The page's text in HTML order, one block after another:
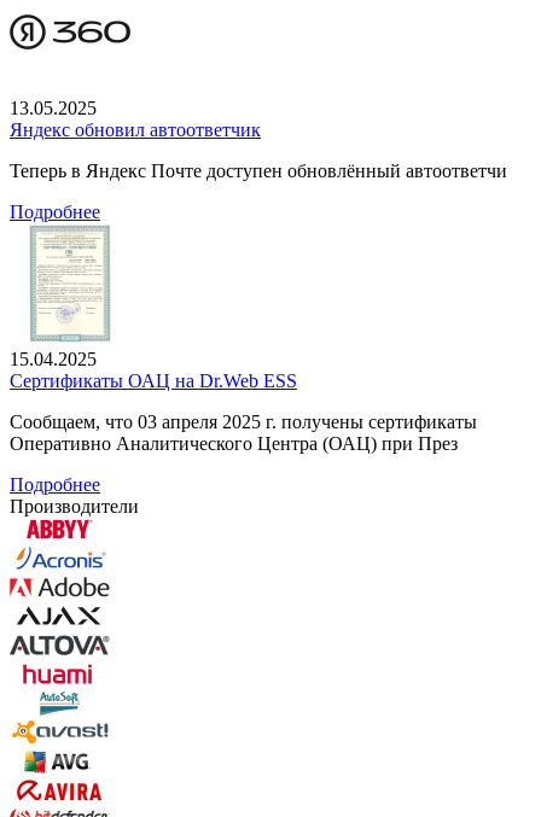
13.05.2025
Яндекс обновил автоответчик
Теперь в Яндекс Почте доступен обновлённый автоответчи
Подробнее
15.04.2025
Сертификаты ОАЦ на Dr.Web ESS
Сообщаем, что 03 апреля 2025 г. получены сертификаты
Оперативно Аналитического Центра (ОАЦ) при През
Подробнее
Производители